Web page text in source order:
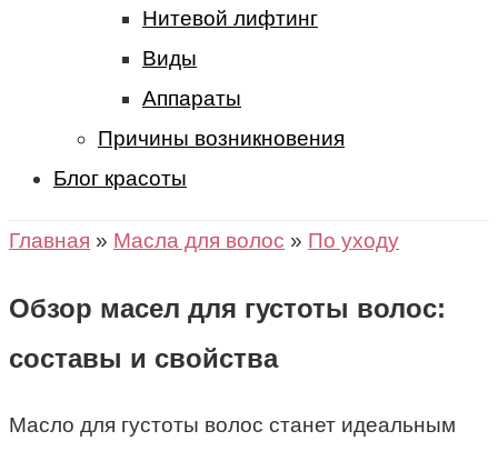
Нитевой лифтинг
Виды
Аппараты
Причины возникновения
Блог красоты
Главная » Масла для волос » По уходу
Обзор масел для густоты волос:
составы и свойства
Масло для густоты волос станет идеальным